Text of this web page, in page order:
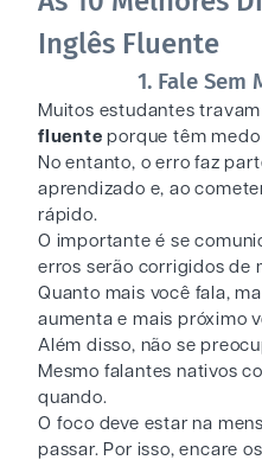
Inglês Fluente
1. Fale Sem
Muitos estudantes
fluente porque têm medo
No entanto, o erro faz
aprendizado e, ao
rápido.
O importante é se
erros serão corrigidos de
Quanto mais você fala,
aumenta e mais próximo
Além disso, não se
Mesmo falantes nativos
quando.
O foco deve estar na
passar. Por isso, encare